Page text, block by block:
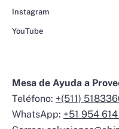
Instagram
YouTube
Mesa de Ayuda a
Teléfono: +(511)
WhatsApp: +51 954